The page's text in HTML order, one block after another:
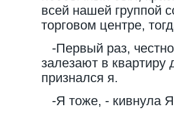
всей нашей группой
торговом центре,
-Первый раз,
залезают в квартиру
признался я.
-Я тоже, - кивнула